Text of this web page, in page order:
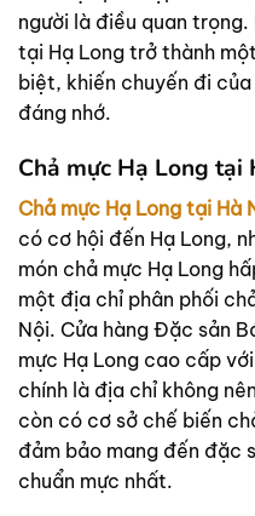
người là điều quan
tại Hạ Long trở thành
biệt, khiến chuyến đi
đáng nhớ.
Chả mực Hạ Long tại
Chả mực Hạ Long tại Hà
có cơ hội đến Hạ Long,
món chả mực Hạ Long
một địa chỉ phân phối
Nội. Cửa hàng Đặc sản
mực Hạ Long cao cấp
chính là địa chỉ không
còn có cơ sở chế biến
đảm bảo mang đến đặc
chuẩn mực nhất.